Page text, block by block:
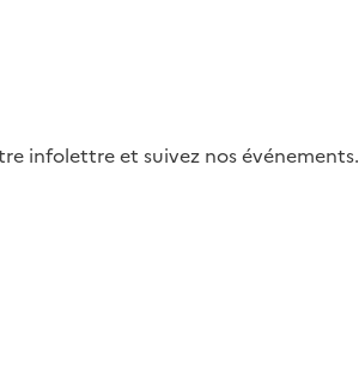
infolettre et suivez nos événements.